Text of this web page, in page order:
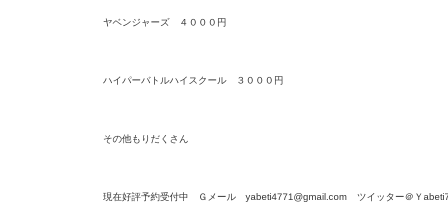
ヤベンジャーズ ４０００円
ハイパーバトルハイスクール ３０００円
その他もりだくさん
現在好評予約受付中 Ｇメール yabeti4771@gmail.com ツイッター＠Ｙ